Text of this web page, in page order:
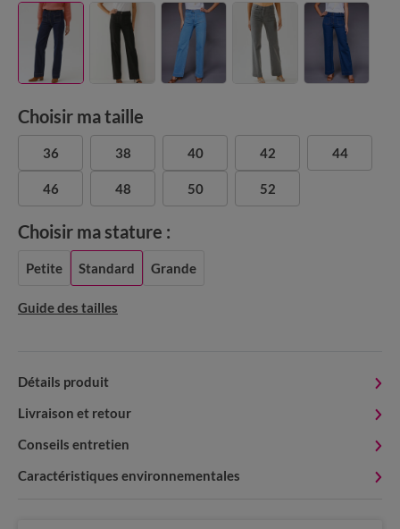
Choisir ma taille
36 38 40 42 44
46 48 50 52
Guide des tailles
Choisir ma stature :
Petite Standard Grande
Détails produit
Livraison et retour
Conseils entretien
Caractéristiques environnementales